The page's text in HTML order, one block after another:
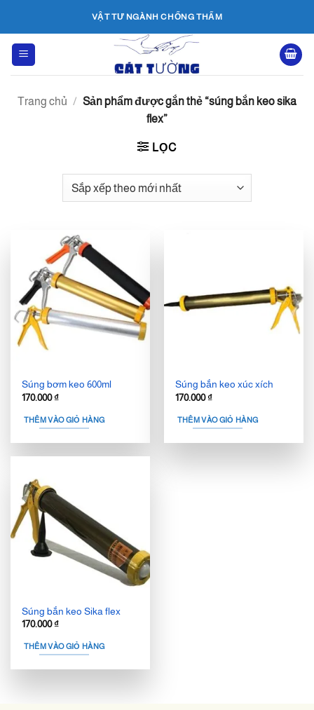
nội
dung
VẬT TƯ NGÀNH CHỐNG THẤM
Trang chủ / Sản phẩm được gắn thẻ “súng bắn keo sika
flex”
LỌC
Súng bơm keo 600ml
170.000₫
THÊM VÀO GIỎ HÀNG
Súng bắn keo xúc xích
170.000₫
THÊM VÀO GIỎ HÀNG
Súng bắn keo Sika flex
170.000₫
THÊM VÀO GIỎ HÀNG